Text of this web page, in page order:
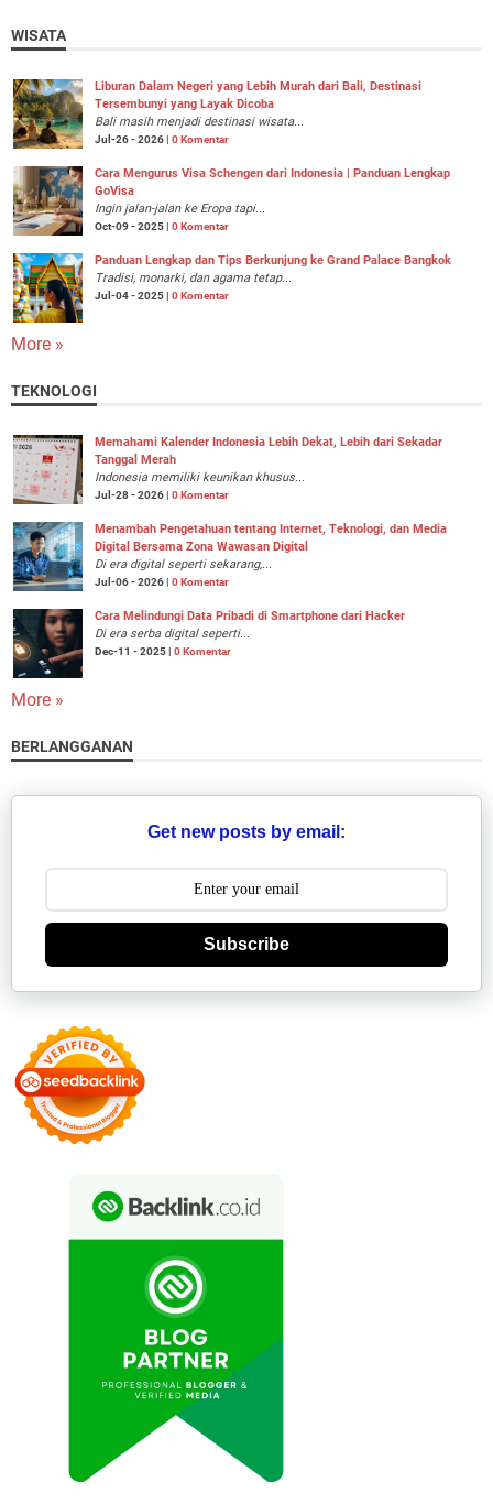
WISATA
Liburan Dalam Negeri yang Lebih Murah dari Bali, Destinasi
Tersembunyi yang Layak Dicoba
Bali masih menjadi destinasi wisata...
Jul-26 - 2026 | 0 Komentar
Cara Mengurus Visa Schengen dari Indonesia | Panduan Lengkap
GoVisa
Ingin jalan-jalan ke Eropa tapi...
Oct-09 - 2025 | 0 Komentar
Panduan Lengkap dan Tips Berkunjung ke Grand Palace Bangkok
Tradisi, monarki, dan agama tetap...
Jul-04 - 2025 | 0 Komentar
More »
TEKNOLOGI
Memahami Kalender Indonesia Lebih Dekat, Lebih dari Sekadar
Tanggal Merah
Indonesia memiliki keunikan khusus...
Jul-28 - 2026 | 0 Komentar
Menambah Pengetahuan tentang Internet, Teknologi, dan Media
Digital Bersama Zona Wawasan Digital
Di era digital seperti sekarang,...
Jul-06 - 2026 | 0 Komentar
Cara Melindungi Data Pribadi di Smartphone dari Hacker
Di era serba digital seperti...
Dec-11 - 2025 | 0 Komentar
More »
BERLANGGANAN
Get new posts by email:
Subscribe